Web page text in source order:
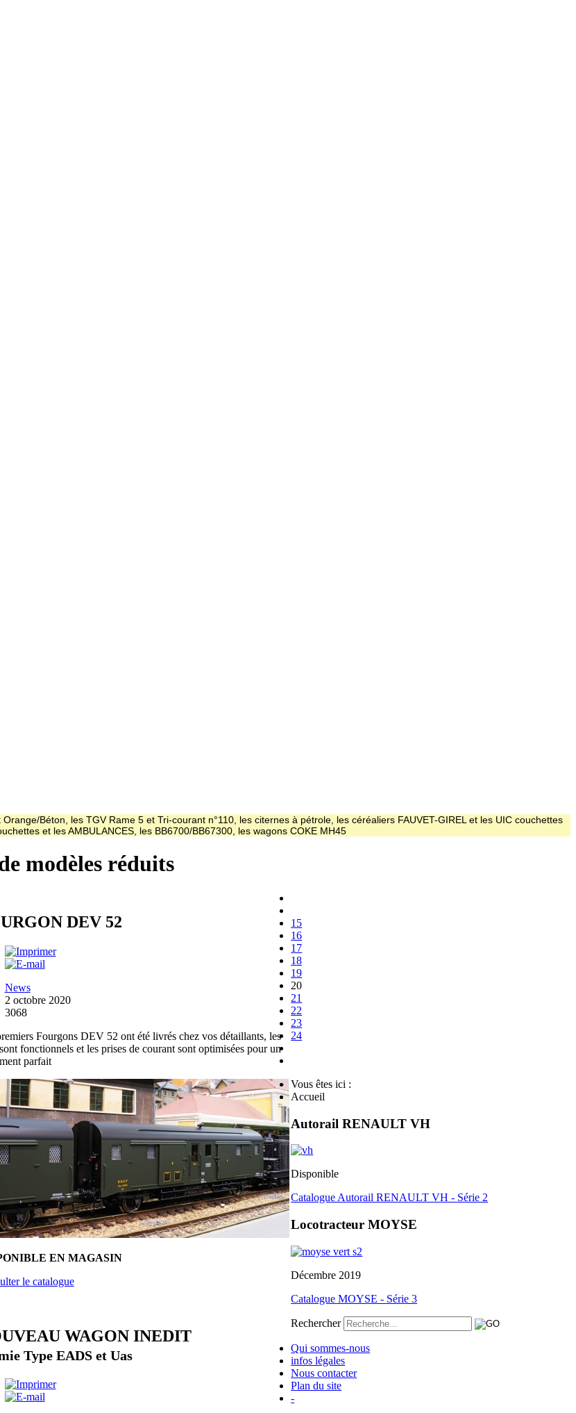
Béton, les TGV Rame 5 et Tri-courant n°110, les citernes à pétrole, les céréaliers FAUVET-GIREL et les UIC couchettes
et les AMBULANCES, les BB6700/BB67300, les wagons COKE MH45
modèles réduits
DEV 52
News
2 octobre 2020
3068
Fourgons DEV 52 ont été livrés chez vos détaillants, les
fonctionnels et les prises de courant sont optimisées pour un
parfait
EN MAGASIN
le catalogue
WAGON INEDIT
Type EADS et Uas
15
16
17
18
19
20
21
22
23
24
Vous êtes ici :
Accueil
Autorail RENAULT VH
Disponible
Catalogue Autorail RENAULT VH - Série 2
Locotracteur MOYSE
Décembre 2019
Catalogue MOYSE - Série 3
Rechercher
Qui sommes-nous
infos légales
Nous contacter
Plan du site
-